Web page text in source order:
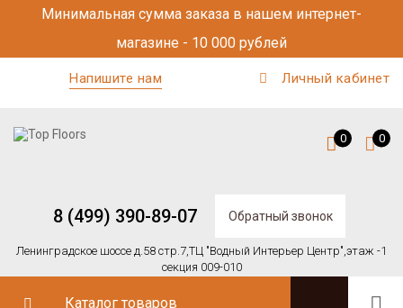
Минимальная сумма заказа в нашем интернет-
магазине - 10 000 рублей
Напишите нам Личный кабинет
8 (499) 390-89-07 Обратный звонок
Ленинградское шоссе д.58 стр.7,ТЦ "Водный Интерьер Центр",этаж -1
секция 009-010
0 0
Каталог товаров